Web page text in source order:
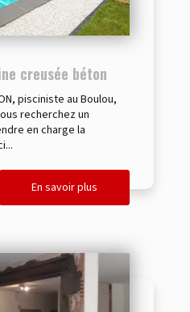
creusée béton
pisciniste au Boulou,
recherchez un
en charge la
En savoir plus